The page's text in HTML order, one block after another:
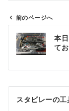
前のページへ
本
て
スタビレーの工